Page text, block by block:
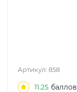
Артикул: 858
11.25 баллов